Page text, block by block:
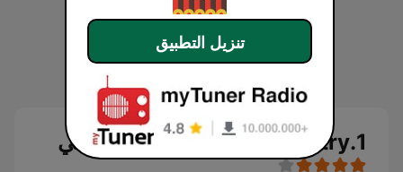
1.FM - Classic Country بث حي
تنزيل التطبيق